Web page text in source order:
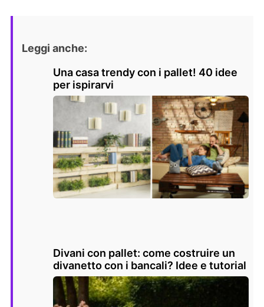
Leggi anche:
Una casa trendy con i pallet! 40 idee
per ispirarvi
Divani con pallet: come costruire un
divanetto con i bancali? Idee e tutorial